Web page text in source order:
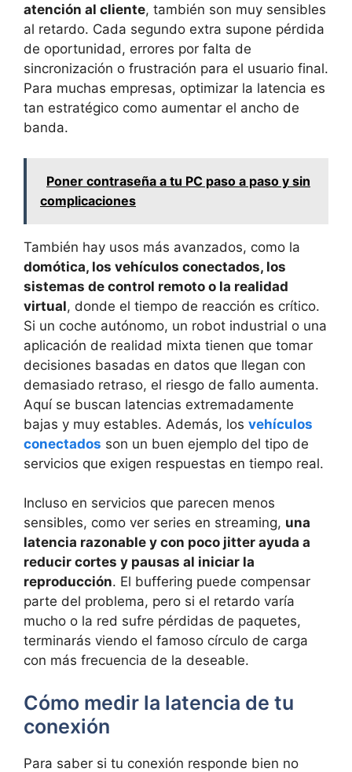
atención al cliente, también son muy sensibles
al retardo. Cada segundo extra supone pérdida
de oportunidad, errores por falta de
sincronización o frustración para el usuario final.
Para muchas empresas, optimizar la latencia es
tan estratégico como aumentar el ancho de
banda.
Poner contraseña a tu PC paso a paso y sin
complicaciones
También hay usos más avanzados, como la
domótica, los vehículos conectados, los
sistemas de control remoto o la realidad
virtual, donde el tiempo de reacción es crítico.
Si un coche autónomo, un robot industrial o una
aplicación de realidad mixta tienen que tomar
decisiones basadas en datos que llegan con
demasiado retraso, el riesgo de fallo aumenta.
Aquí se buscan latencias extremadamente
bajas y muy estables. Además, los vehículos
conectados son un buen ejemplo del tipo de
servicios que exigen respuestas en tiempo real.
Incluso en servicios que parecen menos
sensibles, como ver series en streaming, una
latencia razonable y con poco jitter ayuda a
reducir cortes y pausas al iniciar la
reproducción. El buffering puede compensar
parte del problema, pero si el retardo varía
mucho o la red sufre pérdidas de paquetes,
terminarás viendo el famoso círculo de carga
con más frecuencia de la deseable.
Cómo medir la latencia de tu
conexión
Para saber si tu conexión responde bien no